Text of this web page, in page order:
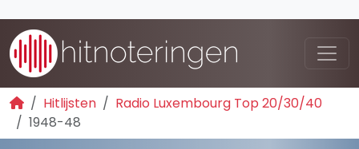
Hitlijsten
Radio Luxembourg Top 20/30/40
1948-48